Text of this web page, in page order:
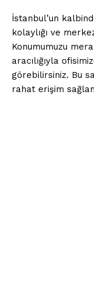
İstanbul’un
kolaylığı ve
Konumumuzu
aracılığıyla
görebilirsiniz. Bu
rahat erişim